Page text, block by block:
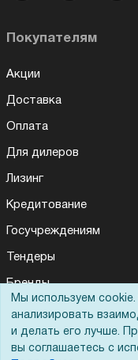
Покупателям
Акции
Доставка
Оплата
Для дилеров
Лизинг
Кредитование
Госучреждениям
Тендеры
Бренды
ЭДО
Мы используем
анализировать
и делать его лучше.
вы соглашаетесь с